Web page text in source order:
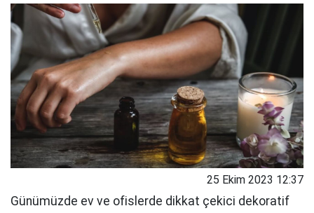
25 Ekim 2023 12:37
Günümüzde ev ve ofislerde dikkat çekici dekoratif